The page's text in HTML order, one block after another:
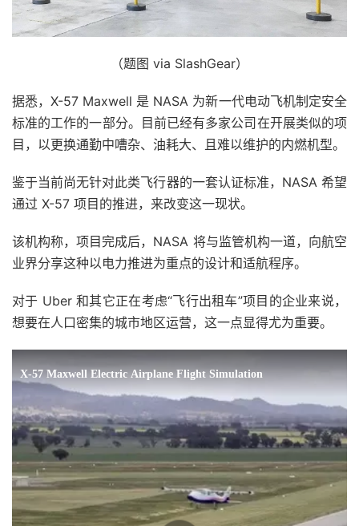
（题图 via SlashGear）
据悉，X-57 Maxwell 是 NASA 为新一代电动飞机制定安全
标准的工作的一部分。目前已经有多家公司在开展类似的项
目，以更换通勤中嘈杂、油耗大、且难以维护的内燃机型。
鉴于当前尚无针对此类飞行器的一套认证标准，NASA 希望
通过 X-57 项目的推进，来改变这一现状。
该机构称，项目完成后，NASA 将与监管机构一道，向航空
业界分享这种以电力推进为重点的设计和适航程序。
对于 Uber 和其它正在考虑“飞行出租车”项目的企业来说，
想要在人口密集的城市地区运营，这一点显得尤为重要。